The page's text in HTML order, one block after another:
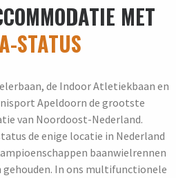
MET
STATUS
de Indoor Atletiekbaan en
Apeldoorn de grootste
van Noordoost-Nederland.
de enige locatie in Nederland
baanwielrennen
In ons multifunctionele